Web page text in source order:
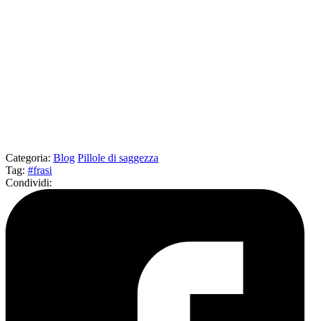
Categoria: Blog Pillole di saggezza
Tag: #frasi
Condividi: